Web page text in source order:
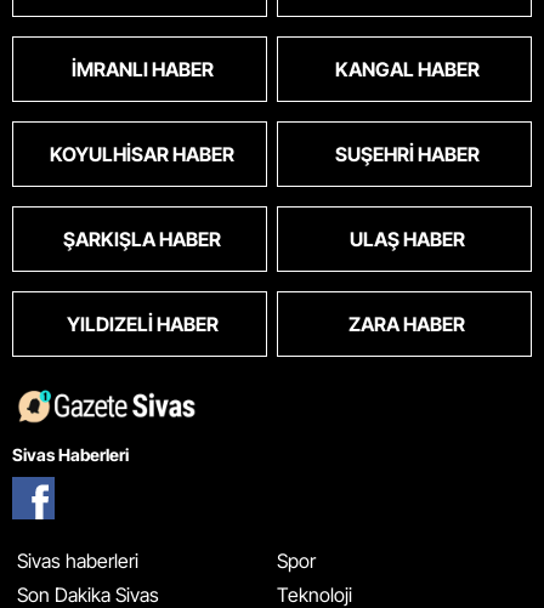
İMRANLI HABER KANGAL HABER
KOYULHISAR HABER SUŞEHRI HABER
ŞARKIŞLA HABER ULAŞ HABER
YILDIZELI HABER ZARA HABER
Sivas Haberleri
Sivas haberleri
Son Dakika Sivas
Spor
Teknoloji